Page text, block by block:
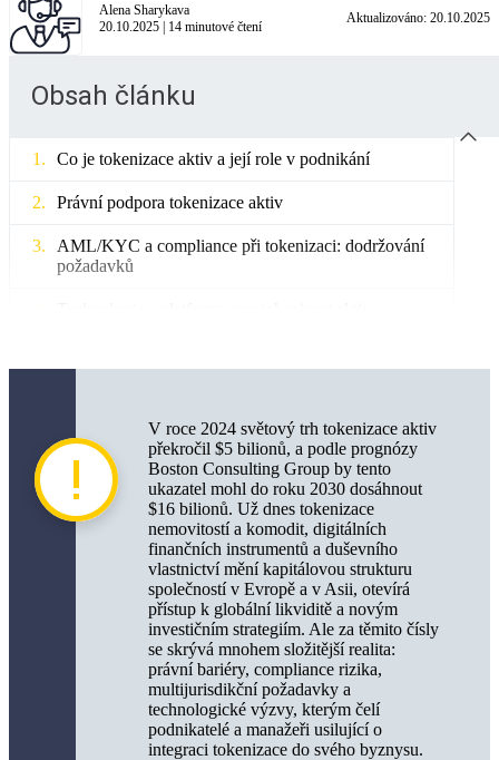
Alena Sharykava
20.10.2025 | 14 minutové čtení
Aktualizováno: 20.10.2025
Obsah článku
Co je tokenizace aktiv a její role v podnikání
Právní podpora tokenizace aktiv
AML/KYC a compliance při tokenizaci: dodržování
požadavků
Dopad tokenizace na řízení a investice
Závěry a doporučení pro podnikatele a vedení
V roce 2024 světový trh tokenizace aktiv
překročil $5 bilionů, a podle prognózy
Boston Consulting Group by tento
ukazatel mohl do roku 2030 dosáhnout
$16 bilionů. Už dnes tokenizace
nemovitostí a komodit, digitálních
finančních instrumentů a duševního
vlastnictví mění kapitálovou strukturu
společností v Evropě a v Asii, otevírá
přístup k globální likviditě a novým
investičním strategiím. Ale za těmito čísly
se skrývá mnohem složitější realita:
právní bariéry, compliance rizika,
multijurisdikční požadavky a
technologické výzvy, kterým čelí
podnikatelé a manažeři usilující o
integraci tokenizace do svého byznysu.